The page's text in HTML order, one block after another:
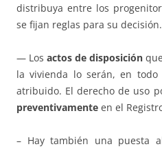
distribuya entre los
se fijan reglas para su decisión.
— Los actos de disposición
la vivienda lo serán, en
atribuido. El derecho de uso
preventivamente en el
– Hay también una puesta